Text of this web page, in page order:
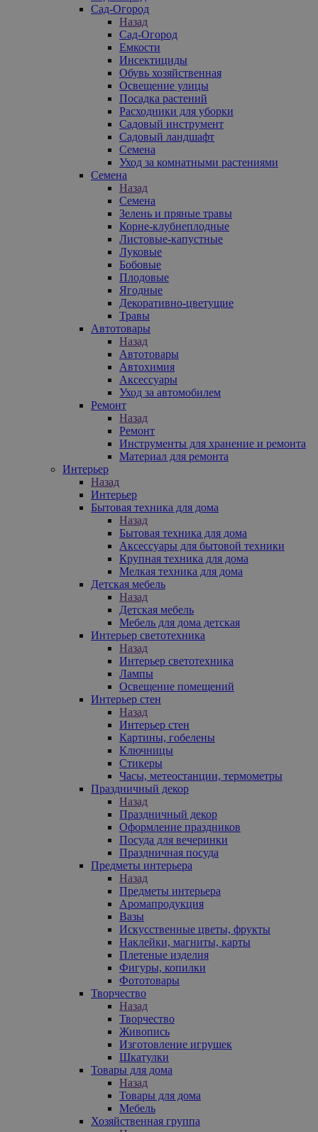
Сад-Огород
Назад
Сад-Огород
Емкости
Инсектициды
Обувь хозяйственная
Освещение улицы
Посадка растений
Расходники для уборки
Садовый инструмент
Садовый ландшафт
Семена
Уход за комнатными растениями
Семена
Назад
Семена
Зелень и пряные травы
Корне-клубнеплодные
Листовые-капустные
Луковые
Бобовые
Плодовые
Ягодные
Декоративно-цветущие
Травы
Автотовары
Назад
Автотовары
Автохимия
Аксессуары
Уход за автомобилем
Ремонт
Назад
Ремонт
Инструменты для хранение и ремонта
Материал для ремонта
Интерьер
Назад
Интерьер
Бытовая техника для дома
Назад
Бытовая техника для дома
Аксессуары для бытовой техники
Крупная техника для дома
Мелкая техника для дома
Детская мебель
Назад
Детская мебель
Мебель для дома детская
Интерьер светотехника
Назад
Интерьер светотехника
Лампы
Освещение помещений
Интерьер стен
Назад
Интерьер стен
Картины, гобелены
Ключницы
Стикеры
Часы, метеостанции, термометры
Праздничный декор
Назад
Праздничный декор
Оформление праздников
Посуда для вечеринки
Праздничная посуда
Предметы интерьера
Назад
Предметы интерьера
Аромапродукция
Вазы
Искусственные цветы, фрукты
Наклейки, магниты, карты
Плетеные изделия
Фигуры, копилки
Фототовары
Творчество
Назад
Творчество
Живопись
Изготовление игрушек
Шкатулки
Товары для дома
Назад
Товары для дома
Мебель
Хозяйственная группа